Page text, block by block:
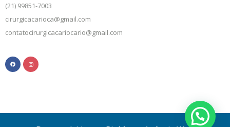
(21) 99851-7003
cirurgicacarioca@gmail.com
contatocirurgicacariocario@gmail.com